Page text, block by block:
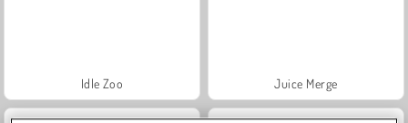
Idle Zoo Juice Merge